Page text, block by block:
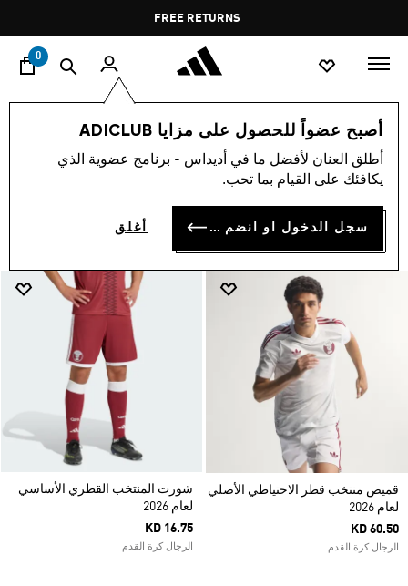
Pause
promotion
rotation
FREE RETURNS
0
أصبح عضواً للحصول على مزايا ADICLUB
أطلق العنان لأفضل ما في أديداس - برنامج عضوية الذي
يكافئك على القيام بما تحب.
سجل الدخول أو انضم الآن أغلق
world-cup
federations-football
QFA
قميص منتخب قطر الاحتياطي الأصلي
لعام 2026
KD 60.50
الرجال كرة القدم
شورت المنتخب القطري الأساسي
لعام 2026
KD 16.75
الرجال كرة القدم